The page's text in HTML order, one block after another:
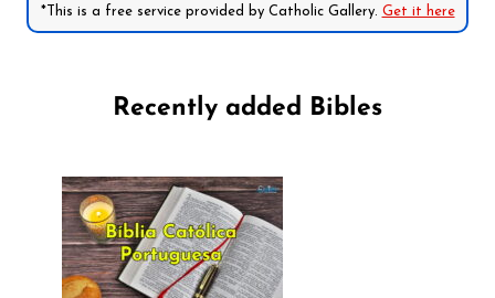
*This is a free service provided by Catholic Gallery. Get it here
Recently added Bibles